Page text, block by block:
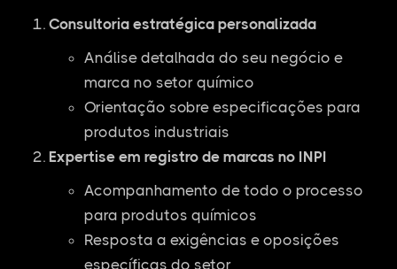
Consultoria estratégica personalizada
Análise detalhada do seu negócio e
marca no setor químico
Orientação sobre especificações para
produtos industriais
Expertise em registro de marcas no INPI
Acompanhamento de todo o processo
para produtos químicos
Resposta a exigências e oposições
específicas do setor